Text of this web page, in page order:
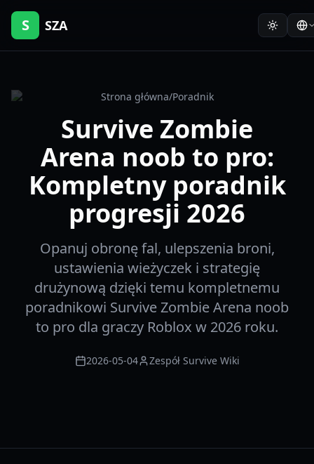
S SZA
Strona główna/Poradnik
Survive Zombie
Arena noob to pro:
Kompletny poradnik
progresji 2026
Opanuj obronę fal, ulepszenia broni,
ustawienia wieżyczek i strategię
drużynową dzięki temu kompletnemu
poradnikowi Survive Zombie Arena noob
to pro dla graczy Roblox w 2026 roku.
2026-05-04 Zespół Survive Wiki